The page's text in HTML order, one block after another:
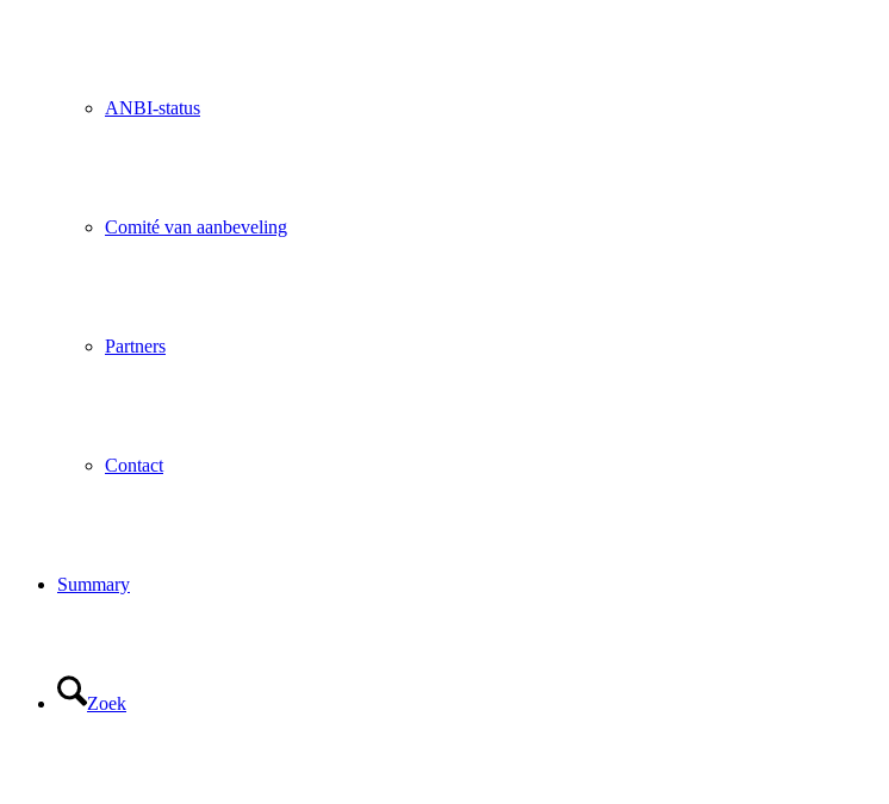
ANBI-status
Comité van aanbeveling
Partners
Contact
Summary
Zoek